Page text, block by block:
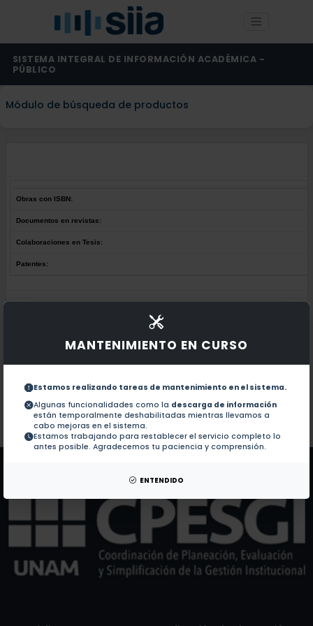
MANTENIMIENTO EN CURSO
Estamos realizando tareas de mantenimiento en el sistema.
Algunas funcionalidades como la descarga de información
están temporalmente deshabilitadas mientras llevamos a
cabo mejoras en el sistema.
Estamos trabajando para restablecer el servicio completo lo
antes posible. Agradecemos tu paciencia y comprensión.
ENTENDIDO
SISTEMA INTEGRAL DE INFORMACIÓN ACADÉMICA -
PÚBLICO
Módulo de búsqueda de productos
Obras con ISBN:
Documentos en revistas:
Colaboraciones en Tesis:
Patentes:
Colaboraciones en Tesis: No hay tesis de este autor.
Patentes: No hay patentes de este autor.